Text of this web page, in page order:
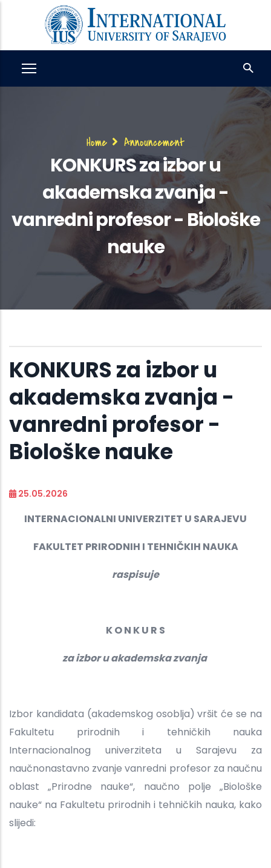
content
Breadcrumb
Home Announcement
KONKURS za izbor u
akademska zvanja -
vanredni profesor - Biološke
nauke
KONKURS za izbor u
akademska zvanja -
vanredni profesor -
Biološke nauke
25.05.2026
INTERNACIONALNI UNIVERZITET U SARAJEVU
FAKULTET PRIRODNIH I TEHNIČKIH NAUKA
raspisuje
K O N K U R S
za izbor u akademska zvanja
Izbor kandidata (akademskog osoblja) vršit će se na
Fakultetu prirodnih i tehničkih nauka
Internacionalnog univerziteta u Sarajevu za
naučnonastavno zvanje vanredni profesor za naučnu
oblast „Prirodne nauke“, naučno polje „Biološke
nauke“ na Fakultetu prirodnih i tehničkih nauka, kako
slijedi: